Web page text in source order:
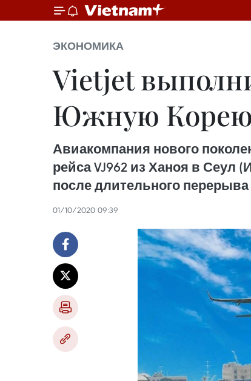
ЭКОНОМИКА
Vietjet
Южную Корею
Авиакомпания нового
рейса VJ962 из Ханоя в
после длительного
01/10/2020 09:39